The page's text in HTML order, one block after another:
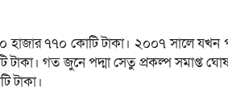
হাজার ৭৭০ কোটি টাকা। ২০০৭ সালে যখন
টাকা। গত জুনে পদ্মা সেতু প্রকল্প সমাপ্ত
টাকা।